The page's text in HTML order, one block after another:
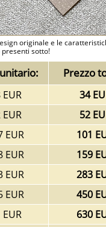
originale e le
sotto!
Prezzo
34
52
EUR
101
EUR
159
EUR
283
EUR
450
630